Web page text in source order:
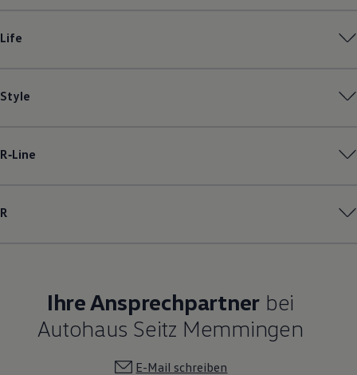
Life
Style
R‑Line
R
Ihre Ansprechpartner bei
Autohaus Seitz Memmingen
E-Mail schreiben